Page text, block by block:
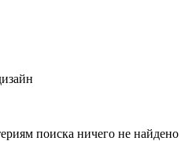
поиска ничего не найдено